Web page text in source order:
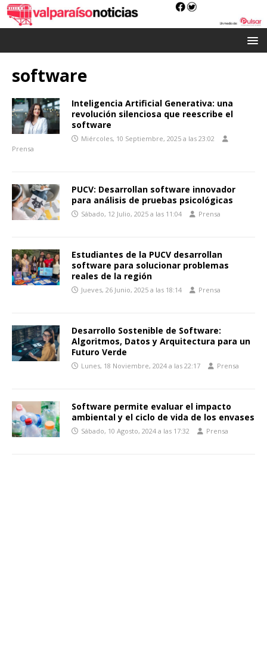
software
Inteligencia Artificial Generativa: una
revolución silenciosa que reescribe el
software
Miércoles, 10 Septiembre, 2025 a las 23:02
Prensa
PUCV: Desarrollan software innovador
para análisis de pruebas psicológicas
Sábado, 12 Julio, 2025 a las 11:04 Prensa
Estudiantes de la PUCV desarrollan
software para solucionar problemas
reales de la región
Jueves, 26 Junio, 2025 a las 18:14 Prensa
Desarrollo Sostenible de Software:
Algoritmos, Datos y Arquitectura para un
Futuro Verde
Lunes, 18 Noviembre, 2024 a las 22:17 Prensa
Software permite evaluar el impacto
ambiental y el ciclo de vida de los envases
Sábado, 10 Agosto, 2024 a las 17:32 Prensa